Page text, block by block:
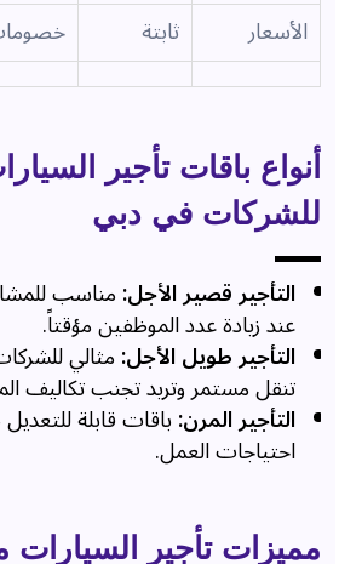
الأسعار
ثابتة
أنواع باقات تأجير
للشركات في دبي
التأجير قصير الأجل:مناسب
عند زيادة عدد الموظفين مؤقتاً.
التأجير طويل الأجل:مثالي
تنقل مستمر وتريد تجنب تكاليف
التأجير المرن:باقات قابلة
احتياجات العمل.
مميزات تأجير